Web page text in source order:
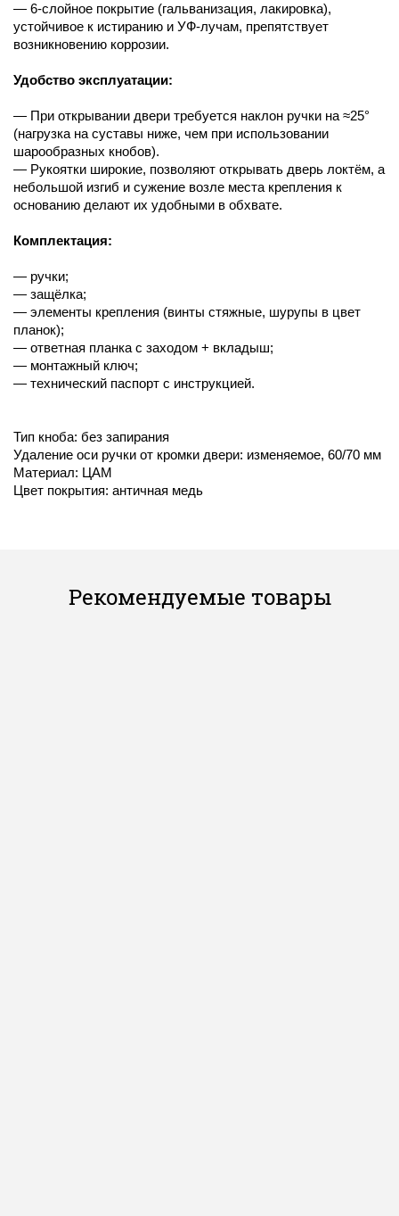
— 6-слойное покрытие (гальванизация, лакировка),
устойчивое к истиранию и УФ-лучам, препятствует
возникновению коррозии.
Удобство эксплуатации:
— При открывании двери требуется наклон ручки на ≈25°
(нагрузка на суставы ниже, чем при использовании
шарообразных кнобов).
— Рукоятки широкие, позволяют открывать дверь локтём, а
небольшой изгиб и сужение возле места крепления к
основанию делают их удобными в обхвате.
Комплектация:
— ручки;
— защёлка;
— элементы крепления (винты стяжные, шурупы в цвет
планок);
— ответная планка с заходом + вкладыш;
— монтажный ключ;
— технический паспорт с инструкцией.
Тип кноба: без запирания
Удаление оси ручки от кромки двери: изменяемое, 60/70 мм
Материал: ЦАМ
Цвет покрытия: античная медь
Рекомендуемые товары